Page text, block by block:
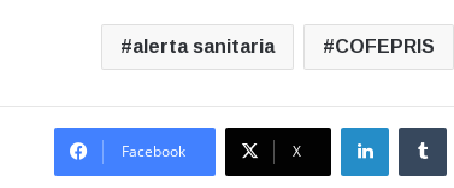
alerta sanitaria COFEPRIS
Facebook X
LinkedIn